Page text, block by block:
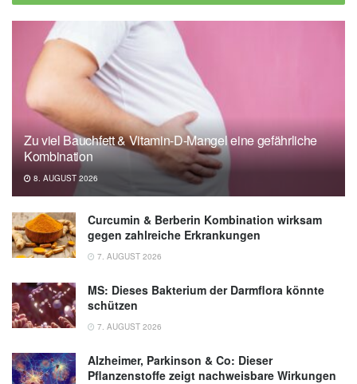
Zu viel Bauchfett & Vitamin-D-Mangel eine gefährliche
Kombination
8. AUGUST 2026
Curcumin & Berberin Kombination wirksam
gegen zahlreiche Erkrankungen
7. AUGUST 2026
MS: Dieses Bakterium der Darmflora könnte
schützen
7. AUGUST 2026
Alzheimer, Parkinson & Co: Dieser
Pflanzenstoffe zeigt nachweisbare Wirkungen